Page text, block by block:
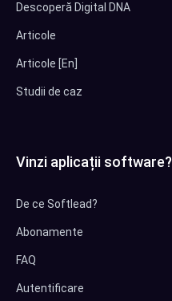
Descoperă Digital DNA
Articole
Articole [En]
Studii de caz
Vinzi aplicații software?
De ce Softlead?
Abonamente
FAQ
Autentificare